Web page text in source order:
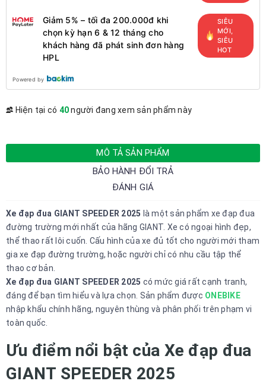
Giảm 5% – tối đa 200.000đ khi
chọn kỳ hạn 6 & 12 tháng cho
khách hàng đã phát sinh đơn hàng
HPL
SIÊU
MỚI,
SIÊU
HOT
Powered by
Hiện tại có 40người đang xem sản phẩm này
MÔ TẢ SẢN PHẨM
BẢO HÀNH ĐỔI TRẢ
ĐÁNH GIÁ
Xe đạp đua GIANT SPEEDER 2025 là một sản phẩm xe đạp đua
đường trường mới nhất của hãng GIANT. Xe có ngoại hình đẹp,
thể thao rất lôi cuốn. Cấu hình của xe đủ tốt cho người mới tham
gia xe đạp đường trường, hoặc người chỉ có nhu cầu tập thể
thao cơ bản.
Xe đạp đua GIANT SPEEDER 2025 có mức giá rất cạnh tranh,
đáng để bạn tìm hiểu và lựa chọn. Sản phẩm được ONEBIKE
nhập khẩu chính hãng, nguyên thùng và phân phối trên phạm vi
toàn quốc.
Ưu điểm nổi bật của Xe đạp đua
GIANT SPEEDER 2025